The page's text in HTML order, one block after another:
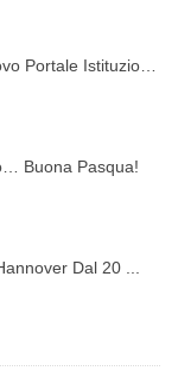
Buona Pasqua!
Dal 20 ...